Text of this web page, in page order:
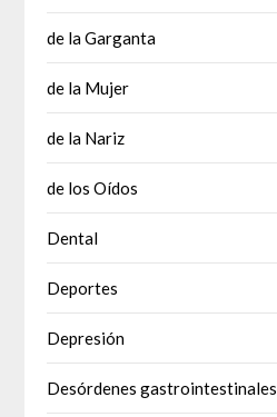
de la Garganta
de la Mujer
de la Nariz
de los Oídos
Dental
Deportes
Depresión
Desórdenes gastrointestinales